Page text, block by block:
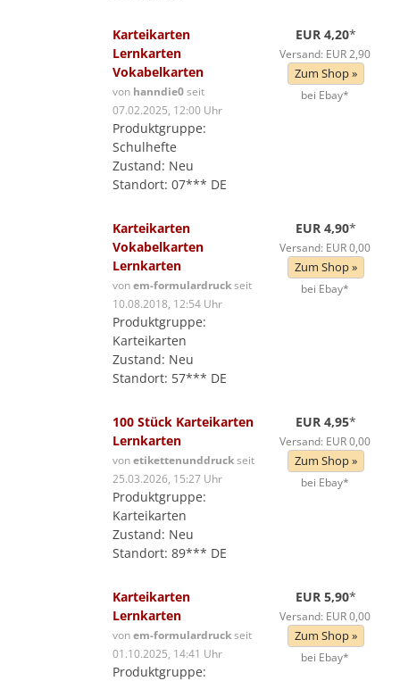
Karteikarten
Lernkarten
Vokabelkarten
von hanndie0seit
07.02.2025, 12:00 Uhr
Produktgruppe:
Schulhefte
Zustand: Neu
Standort: 07*** DE
EUR 4,20*
Versand: EUR 2,90
Zum Shop »
bei Ebay*
Karteikarten
Vokabelkarten
Lernkarten
vonem-formulardruckseit
10.08.2018, 12:54 Uhr
Produktgruppe:
Karteikarten
Zustand: Neu
Standort: 57*** DE
EUR 4,90*
Versand: EUR 0,00
Zum Shop »
bei Ebay*
100 Stück Karteikarten
Lernkarten
vonetikettenunddruckseit
25.03.2026, 15:27 Uhr
Produktgruppe:
Karteikarten
Zustand: Neu
Standort: 89*** DE
EUR 4,95*
Versand: EUR 0,00
Zum Shop »
bei Ebay*
Karteikarten
Lernkarten
vonem-formulardruckseit
01.10.2025, 14:41 Uhr
Produktgruppe:
EUR 5,90*
Versand: EUR 0,00
Zum Shop »
bei Ebay*